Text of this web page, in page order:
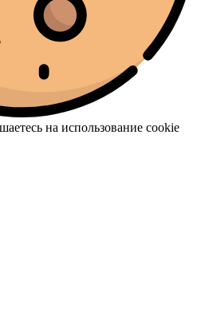
на использование cookie